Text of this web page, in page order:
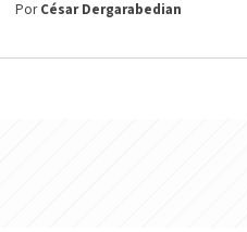
PorCésar Dergarabedian